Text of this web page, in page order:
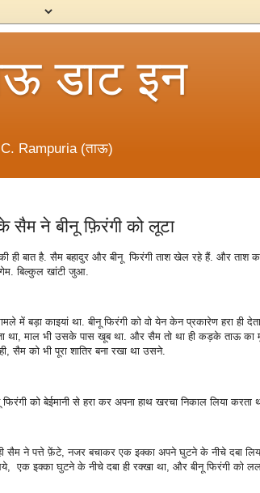
डाट इन
Rampuria (ताऊ)
सैम ने बीनू फ़िरंगी को लूटा
ही बात है. सैम बहादुर और बीनू फिरंगी ताश खेल रहे हैं. और ताश का
बिल्कुल खांटी जुआ.
में बड़ा काइयां था. बीनू फिरंगी को वो येन केन प्रकारेण हरा ही
था, माल भी उसके पास खूब था. और सैम तो था ही कड़के ताऊ का
सैम को भी पूरा शातिर बना रखा था उसने.
फिरंगी को बेईमानी से हरा कर अपना हाथ खरचा निकाल लिया करता
सैम ने पत्ते फ़ेंटे, नजर बचाकर एक इक्का अपने घुटने के नीचे दबा
एक इक्का घुटने के नीचे दबा ही रक्खा था, और बीनू फिरंगी को